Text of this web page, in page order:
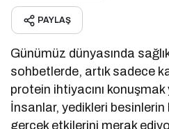
PAYLAŞ
Günümüz dünyasında
sohbetlerde, artık sadece
protein ihtiyacını
İnsanlar, yedikleri
gerçek etkilerini merak